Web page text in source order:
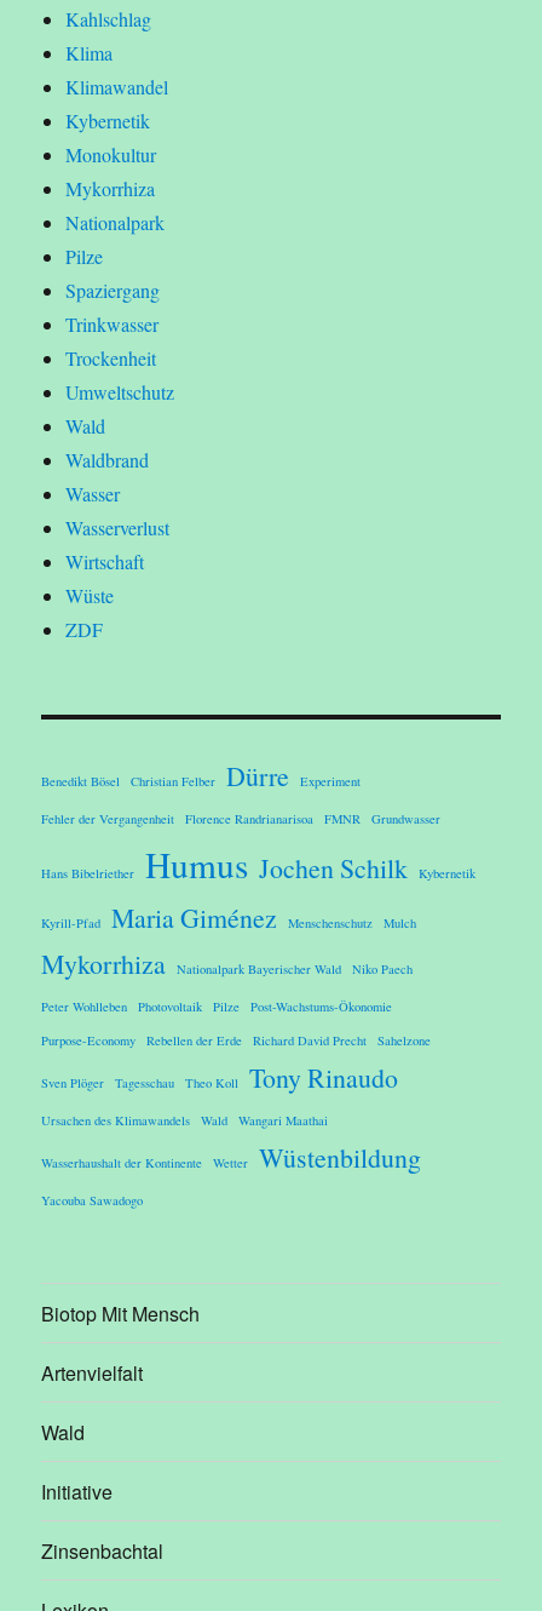
Kahlschlag
Klima
Klimawandel
Kybernetik
Monokultur
Mykorrhiza
Nationalpark
Pilze
Spaziergang
Trinkwasser
Trockenheit
Umweltschutz
Wald
Waldbrand
Wasser
Wasserverlust
Wirtschaft
Wüste
ZDF
Benedikt Bösel Christian Felber Dürre Experiment
Fehler der Vergangenheit Florence Randrianarisoa FMNR Grundwasser
Hans Bibelriether Humus Jochen Schilk Kybernetik
Kyrill-Pfad Maria Giménez Menschenschutz Mulch
Mykorrhiza Nationalpark Bayerischer Wald Niko Paech
Peter Wohlleben Photovoltaik Pilze
Post-Wachstums-Ökonomie
Purpose-Economy
Rebellen der Erde Richard David Precht Sahelzone
Sven Plöger Tagesschau Theo Koll Tony Rinaudo
Ursachen des Klimawandels Wald Wangari Maathai
Wasserhaushalt der Kontinente Wetter Wüstenbildung
Yacouba Sawadogo
Biotop Mit Mensch
Artenvielfalt
Wald
Initiative
Zinsenbachtal